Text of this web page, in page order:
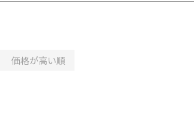
価格が高い順